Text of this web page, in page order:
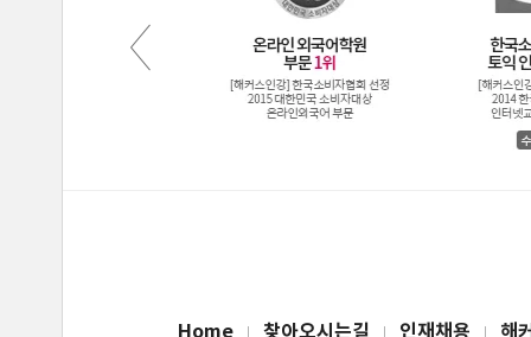
Home 찾아오시는길 인재채용 해